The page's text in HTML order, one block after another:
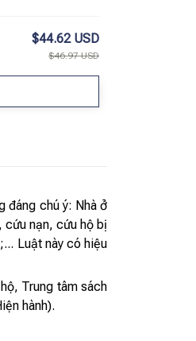
$44.62 USD
$46.97 USD
đáng chú ý: Nhà ở
cứu nạn, cứu hộ bị
Luật này có hiệu
Trung tâm sách
hành).